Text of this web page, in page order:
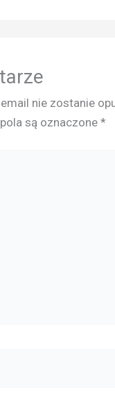
nie zostanie
są oznaczone *